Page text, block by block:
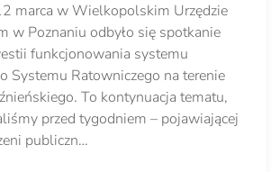
marca w Wielkopolskim Urzędzie
w Poznaniu odbyło się spotkanie
funkcjonowania systemu
Systemu Ratowniczego na terenie
To kontynuacja tematu,
przed tygodniem – pojawiającej
publiczn…